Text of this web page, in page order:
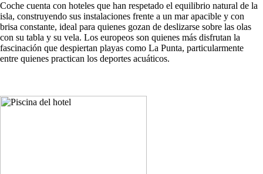
Coche cuenta con hoteles que han respetado el equilibrio natural de la
isla, construyendo sus instalaciones frente a un mar apacible y con
brisa constante, ideal para quienes gozan de deslizarse sobre las olas
con su tabla y su vela. Los europeos son quienes más disfrutan la
fascinación que despiertan playas como La Punta, particularmente
entre quienes practican los deportes acuáticos.